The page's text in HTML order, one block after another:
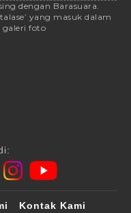
dengan Barasuara.
yang masuk dalam
galeri foto
Kontak Kami